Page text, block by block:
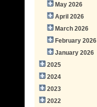
May 2026
April 2026
March 2026
February 2026
January 2026
2025
2024
2023
2022